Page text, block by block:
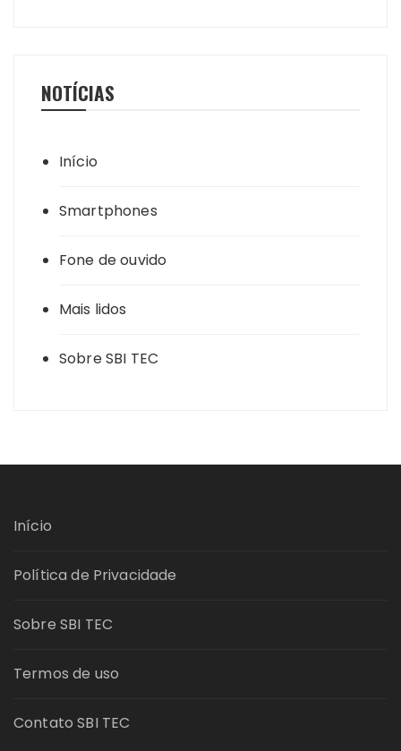
NOTÍCIAS
Início
Smartphones
Fone de ouvido
Mais lidos
Sobre SBI TEC
Início
Política de Privacidade
Sobre SBI TEC
Termos de uso
Contato SBI TEC